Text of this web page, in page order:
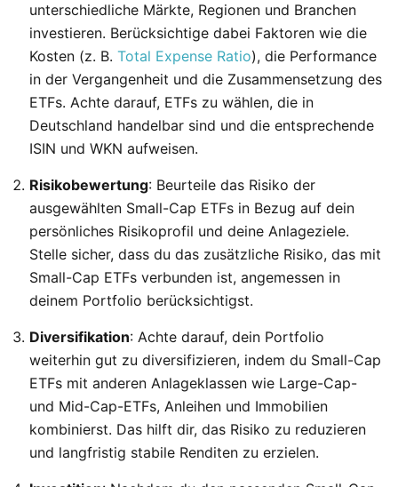
unterschiedliche Märkte, Regionen und Branchen
investieren. Berücksichtige dabei Faktoren wie die
Kosten (z. B. Total Expense Ratio), die Performance
in der Vergangenheit und die Zusammensetzung des
ETFs. Achte darauf, ETFs zu wählen, die in
Deutschland handelbar sind und die entsprechende
ISIN und WKN aufweisen.
Risikobewertung: Beurteile das Risiko der
ausgewählten Small-Cap ETFs in Bezug auf dein
persönliches Risikoprofil und deine Anlageziele.
Stelle sicher, dass du das zusätzliche Risiko, das mit
Small-Cap ETFs verbunden ist, angemessen in
deinem Portfolio berücksichtigst.
Diversifikation: Achte darauf, dein Portfolio
weiterhin gut zu diversifizieren, indem du Small-Cap
ETFs mit anderen Anlageklassen wie Large-Cap-
und Mid-Cap-ETFs, Anleihen und Immobilien
kombinierst. Das hilft dir, das Risiko zu reduzieren
und langfristig stabile Renditen zu erzielen.